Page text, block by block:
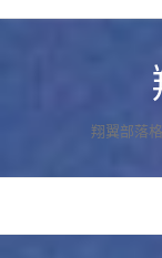
翔翼部落